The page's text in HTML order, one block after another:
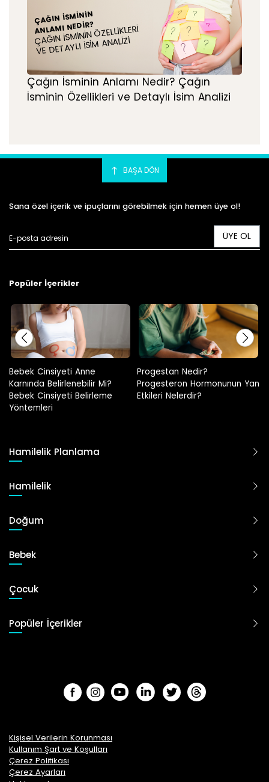
ÇAĞIN İSMININ
ANLAMI NEDIR?
ÇAĞIN İSMININ ÖZELLIKLERI
VE DETAYLI İSIM ANALIZI
Çağın İsminin Anlamı Nedir? Çağın
İsminin Özellikleri ve Detaylı İsim Analizi
BAŞA DÖN
Sana özel içerik ve ipuçlarını görebilmek için hemen üye ol!
ÜYE OL
Popüler İçerikler
Progestan Nedir?
Progesteron Hormonunun Yan
Etkileri Nelerdir?
Hamilelikte Adet Görülür Mü?
Hamilelik Planlama
Hamilelik
Doğum
Bebek
Çocuk
Popüler İçerikler
Kişisel Verilerin Korunması
Kullanım Şart ve Koşulları
Çerez Politikası
Çerez Ayarları